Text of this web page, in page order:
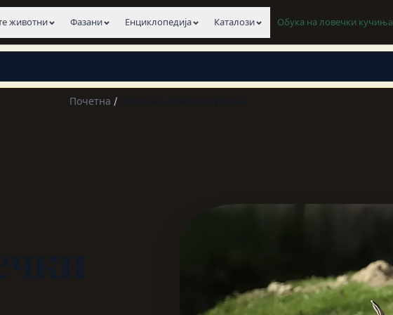
животни Фазани Енциклопедија Каталози Обука на ловечки кучиња
Почетна /